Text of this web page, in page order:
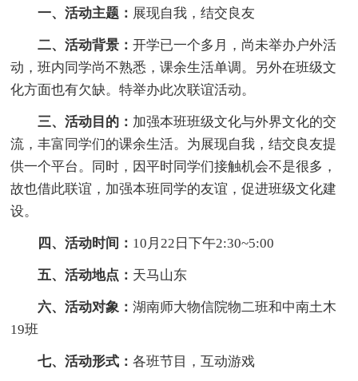
一、活动主题： 展现自我，结交良友
二、活动背景：开学已一个多月，尚未举办户外活
动，班内同学尚不熟悉，课余生活单调。另外在班级文
化方面也有欠缺。特举办此次联谊活动。
三、活动目的： 加强本班班级文化与外界文化的交
流，丰富同学们的课余生活。为展现自我，结交良友提
供一个平台。同时，因平时同学们接触机会不是很多，
故也借此联谊，加强本班同学的友谊，促进班级文化建
设。
四、活动时间： 10月22日下午2:30~5:00
五、活动地点： 天马山东
六、活动对象：湖南师大物信院物二班和中南土木
19班
七、活动形式：各班节目，互动游戏